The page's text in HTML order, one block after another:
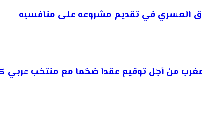
العسري في تقديم مشروعه على منافسيه
من أجل توقيع عقدا ضخما مع منتخب عربي